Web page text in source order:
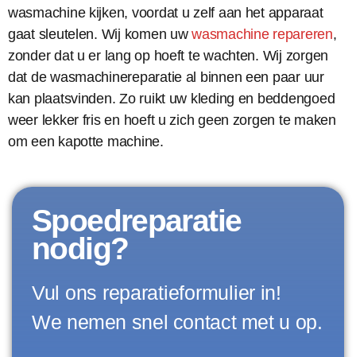
wasmachine kijken, voordat u zelf aan het apparaat
gaat sleutelen. Wij komen uwwasmachine repareren,
zonder dat u er lang op hoeft te wachten. Wij zorgen
dat de wasmachinereparatie al binnen een paar uur
kan plaatsvinden. Zo ruikt uw kleding en beddengoed
weer lekker fris en hoeft u zich geen zorgen te maken
om een kapotte machine.
Spoedreparatie
nodig?
Vul ons reparatieformulier in!
We nemen snel contact met u op.